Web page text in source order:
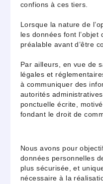
confions à ces tiers.
Lorsque la nature de
les données font l’objet
préalable avant d’être
Par ailleurs, en vue de
légales et
à communiquer des
autorités
ponctuelle écrite,
fondant le droit de
Nous avons pour
données personnelles
plus sécurisée, et
nécessaire à la